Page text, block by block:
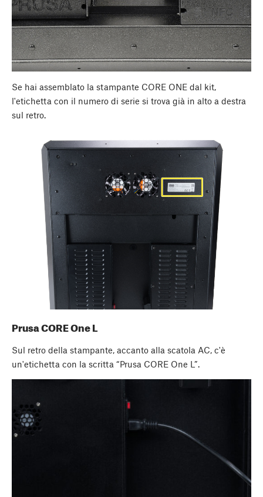
Se hai assemblato la stampante CORE ONE dal kit,
l'etichetta con il numero di serie si trova già in alto a destra
sul retro.
Prusa CORE One L
Sul retro della stampante, accanto alla scatola AC, c'è
un'etichetta con la scritta “Prusa CORE One L”.